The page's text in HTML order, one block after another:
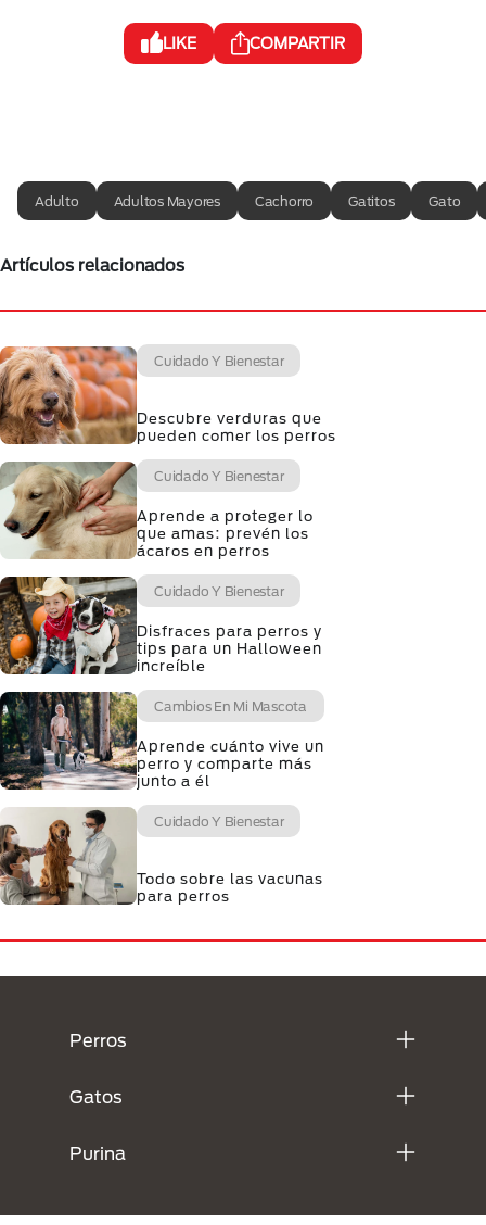
LIKE COMPARTIR
Adulto Adultos Mayores Cachorro Gatitos Gato
Artículos relacionados
Cuidado Y Bienestar
Descubre verduras que
pueden comer los perros
Cuidado Y Bienestar
Aprende a proteger lo
que amas: prevén los
ácaros en perros
Cuidado Y Bienestar
Disfraces para perros y
tips para un Halloween
increíble
Cambios En Mi Mascota
Aprende cuánto vive un
perro y comparte más
junto a él
Cuidado Y Bienestar
Todo sobre las vacunas
para perros
Perros
Gatos
Purina